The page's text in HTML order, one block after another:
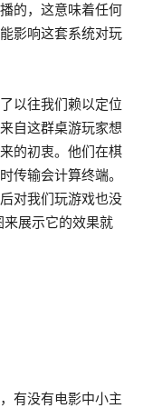
的，这意味着任何
影响这套系统对玩
以往我们赖以定位
自这群桌游玩家想
的初衷。他们在棋
传输会计算终端。
对我们玩游戏也没
展示它的效果就
有没有电影中小主